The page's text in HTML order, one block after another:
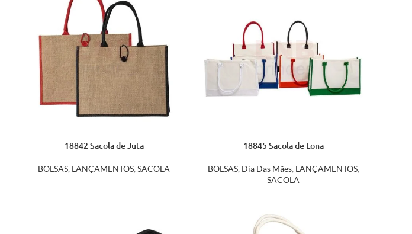
18842 Sacola de Juta
BOLSAS, LANÇAMENTOS, SACOLA
18845 Sacola de Lona
BOLSAS, Dia Das Mães, LANÇAMENTOS,
SACOLA